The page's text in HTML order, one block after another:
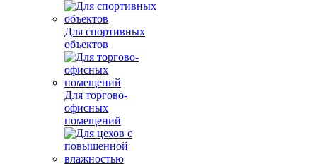
Для спортивных
объектов
Для торгово-
офисных
помещений